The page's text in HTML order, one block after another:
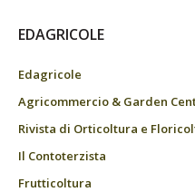
EDAGRICOLE
Edagricole
Agricommercio & Garden
Rivista di Orticoltura e
Il Contoterzista
Frutticoltura